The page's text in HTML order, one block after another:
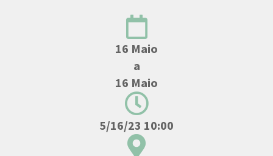
16 Maio
a
16 Maio
5/16/23 10:00